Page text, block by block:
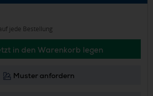
jede Bestellung
in den Warenkorb legen
Muster anfordern